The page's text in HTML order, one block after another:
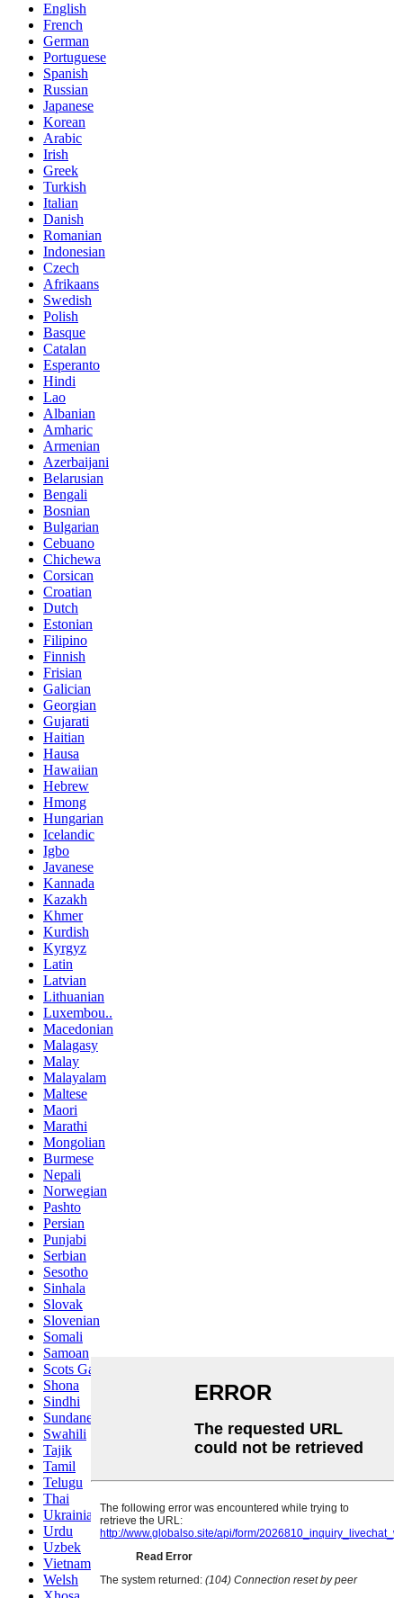
English
French
German
Portuguese
Spanish
Russian
Japanese
Korean
Arabic
Irish
Greek
Turkish
Italian
Danish
Romanian
Indonesian
Czech
Afrikaans
Swedish
Polish
Basque
Catalan
Esperanto
Hindi
Lao
Albanian
Amharic
Armenian
Azerbaijani
Belarusian
Bengali
Bosnian
Bulgarian
Cebuano
Chichewa
Corsican
Croatian
Dutch
Estonian
Filipino
Finnish
Frisian
Galician
Georgian
Gujarati
Haitian
Hausa
Hawaiian
Hebrew
Hmong
Hungarian
Icelandic
Igbo
Javanese
Kannada
Kazakh
Khmer
Kurdish
Kyrgyz
Latin
Latvian
Lithuanian
Luxembou..
Macedonian
Malagasy
Malay
Malayalam
Maltese
Maori
Marathi
Mongolian
Burmese
Nepali
Norwegian
Pashto
Persian
Punjabi
Serbian
Sesotho
Sinhala
Slovak
Slovenian
Somali
Samoan
Scots Gaelic
Shona
Sindhi
Sundanese
Swahili
Tajik
Tamil
Telugu
Thai
Ukrainian
Urdu
Uzbek
Vietnamese
Welsh